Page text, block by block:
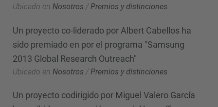
Ubicado en Nosotros /Premios y distinciones
Un proyecto co-liderado por Albert Cabellos ha
sido premiado en por el programa "Samsung
2013 Global Research Outreach"
Ubicado en Nosotros / Premios y distinciones
Un proyecto codirigido por Miguel Valero García